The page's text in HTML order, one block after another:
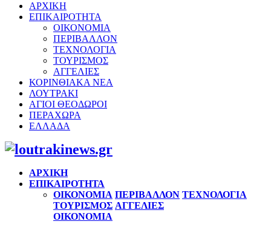
ΑΡΧΙΚΗ
ΕΠΙΚΑΙΡΟΤΗΤΑ
ΟΙΚΟΝΟΜΙΑ
ΠΕΡΙΒΑΛΛΟΝ
ΤΕΧΝΟΛΟΓΙΑ
ΤΟΥΡΙΣΜΟΣ
ΑΓΓΕΛΙΕΣ
ΚΟΡΙΝΘΙΑΚΑ ΝΕΑ
ΛΟΥΤΡΑΚΙ
ΑΓΙΟΙ ΘΕΟΔΩΡΟΙ
ΠΕΡΑΧΩΡΑ
ΕΛΛΑΔΑ
Facebook
Twitter
Instagram
Pinterest
Youtube
ΑΡΧΙΚΗ
ΕΠΙΚΑΙΡΟΤΗΤΑ
ΟΙΚΟΝΟΜΙΑ ΠΕΡΙΒΑΛΛΟΝ ΤΕΧΝΟΛΟΓΙΑ
ΤΟΥΡΙΣΜΟΣ ΑΓΓΕΛΙΕΣ
ΟΙΚΟΝΟΜΙΑ